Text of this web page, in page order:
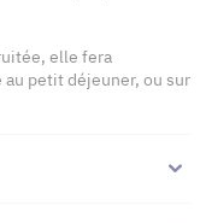
elle fera
petit déjeuner, ou sur